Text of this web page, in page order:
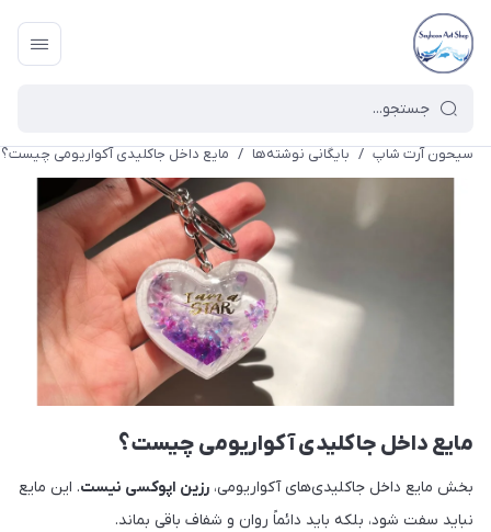
سیحون آرت شاپ / بایگانی نوشته‌ها / مایع داخل جاکلیدی آکواریومی چیست؟
مایع داخل جاکلیدی آکواریومی چیست؟
بخش مایع داخل جاکلیدی‌های آکواریومی، رزین اپوکسی نیست. این مایع
نباید سفت شود، بلکه باید دائماً روان و شفاف باقی بماند.